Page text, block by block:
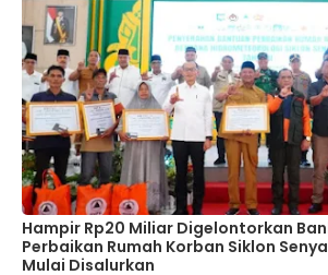
Hampir Rp20 Miliar Digelontorkan
Perbaikan Rumah Korban Siklon
Mulai Disalurkan